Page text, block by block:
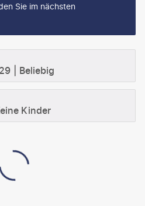
Sie im nächsten
Beliebig
Kinder